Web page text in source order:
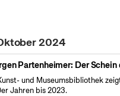
2024
Partenheimer: Der Schein
und Museumsbibliothek
Jahren bis 2023.